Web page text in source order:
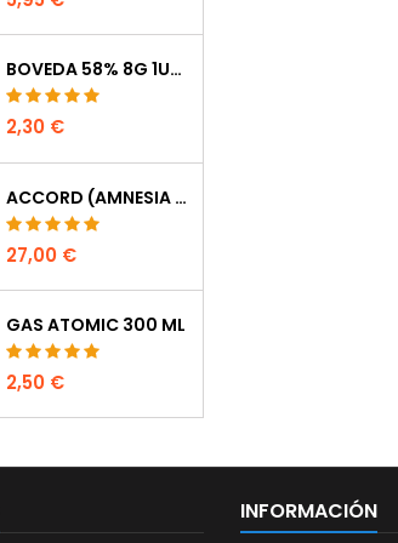
BOVEDA 58% 8G 1UDS
2,30 €
ACCORD (AMNESIA CORDOBESA)
27,00 €
GAS ATOMIC 300 ML
2,50 €
INFORMACIÓN